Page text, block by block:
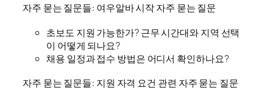
자주 묻는 질문들: 여우알바 시작 자주 묻는 질문
초보도 지원 가능한가? 근무 시간대와 지역 선택
이 어떻게 되나요?
채용 일정과 접수 방법은 어디서 확인하나요?
자주 묻는 질문들: 지원 자격 요건 관련 자주 묻는 질문